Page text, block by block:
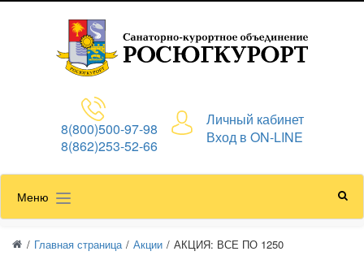
8(800)500-97-98
8(862)253-52-66
Личный кабинет
Вход в ON-LINE
Меню
/ Главная страница / Акции / АКЦИЯ: ВСЕ ПО 1250